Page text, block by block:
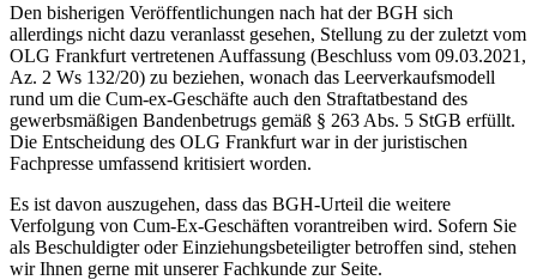
Den bisherigen Veröffentlichungen nach hat der BGH sich
allerdings nicht dazu veranlasst gesehen, Stellung zu der zuletzt vom
OLG Frankfurt vertretenen Auffassung (Beschluss vom 09.03.2021,
Az. 2 Ws 132/20) zu beziehen, wonach das Leerverkaufsmodell
rund um die Cum-ex-Geschäfte auch den Straftatbestand des
gewerbsmäßigen Bandenbetrugs gemäß § 263 Abs. 5 StGB erfüllt.
Die Entscheidung des OLG Frankfurt war in der juristischen
Fachpresse umfassend kritisiert worden.
Es ist davon auszugehen, dass das BGH-Urteil die weitere
Verfolgung von Cum-Ex-Geschäften vorantreiben wird. Sofern Sie
als Beschuldigter oder Einziehungsbeteiligter betroffen sind, stehen
wir Ihnen gerne mit unserer Fachkunde zur Seite.